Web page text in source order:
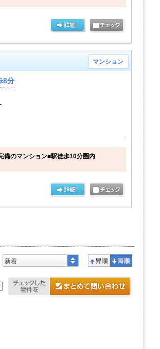
マンション
8分
備のマンション■駅徒歩10分圏内
新着